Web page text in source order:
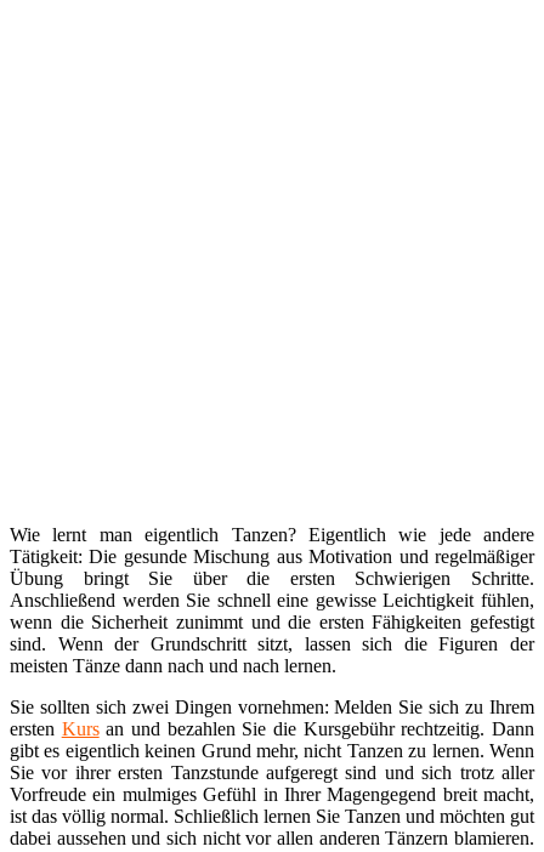
Wie lernt man eigentlich Tanzen? Eigentlich wie jede andere
Tätigkeit: Die gesunde Mischung aus Motivation und regelmäßiger
Übung bringt Sie über die ersten Schwierigen Schritte.
Anschließend werden Sie schnell eine gewisse Leichtigkeit fühlen,
wenn die Sicherheit zunimmt und die ersten Fähigkeiten gefestigt
sind. Wenn der Grundschritt sitzt, lassen sich die Figuren der
meisten Tänze dann nach und nach lernen.
Sie sollten sich zwei Dingen vornehmen: Melden Sie sich zu Ihrem
ersten Kursan und bezahlen Sie die Kursgebühr rechtzeitig. Dann
gibt es eigentlich keinen Grund mehr, nicht Tanzen zu lernen. Wenn
Sie vor ihrer ersten Tanzstunde aufgeregt sind und sich trotz aller
Vorfreude ein mulmiges Gefühl in Ihrer Magengegend breit macht,
ist das völlig normal. Schließlich lernen Sie Tanzen und möchten gut
dabei aussehen und sich nicht vor allen anderen Tänzern blamieren.